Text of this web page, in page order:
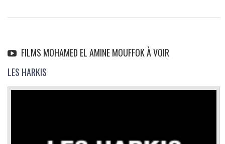
FILMS MOHAMED EL AMINE MOUFFOK À VOIR
LES HARKIS